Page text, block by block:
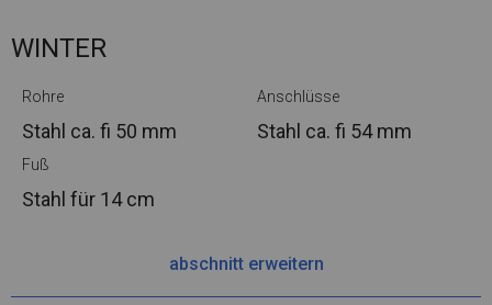
WINTER
Rohre
Stahl ca. fi 50 mm
Anschlüsse
Stahl ca. fi 54 mm
Fuß
Stahl für 14 cm
abschnitt erweitern